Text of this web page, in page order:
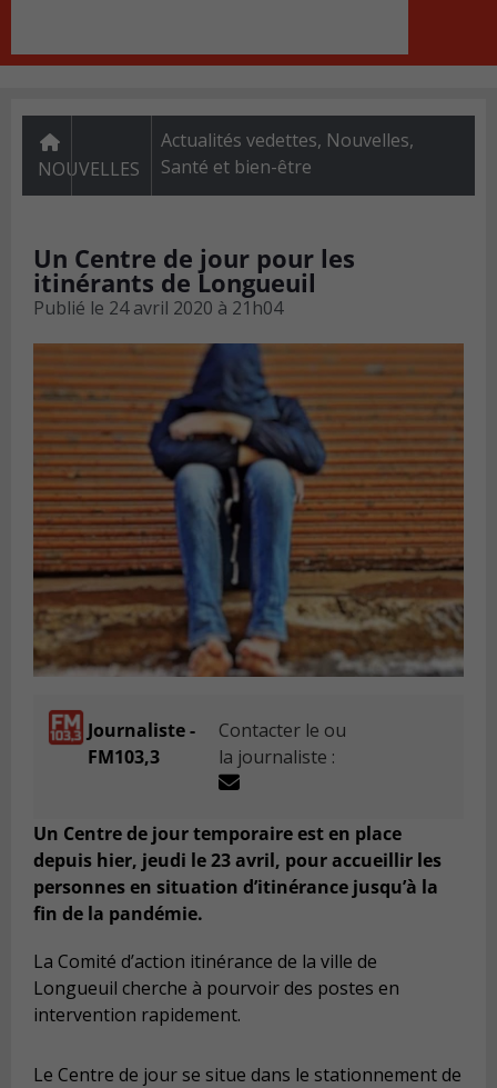
NOUVELLES
Actualités vedettes, Nouvelles,
Santé et bien-être
Un Centre de jour pour les
itinérants de Longueuil
Publié le 24 avril 2020 à 21h04
Journaliste -
FM103,3
Contacter le ou
la journaliste :
Un Centre de jour temporaire est en place
depuis hier, jeudi le 23 avril, pour accueillir les
personnes en situation d’itinérance jusqu’à la
fin de la pandémie.
La Comité d’action itinérance de la ville de
Longueuil cherche à pourvoir des postes en
intervention rapidement.
Le Centre de jour se situe dans le stationnement de